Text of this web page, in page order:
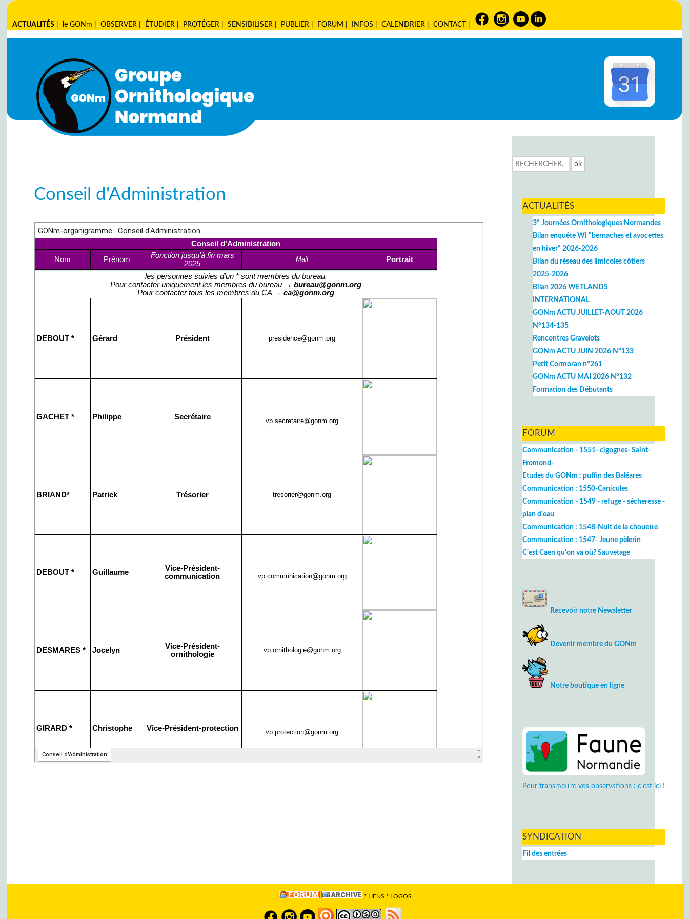
ACTUALITÉS le GONm |OBSERVER ÉTUDIER PROTÉGER |SENSIBILISER PUBLIER FORUM INFOS |CALENDRIER |CONTACT
Conseil d'Administration
ACTUALITÉS
3° Journées Ornithologiques Normandes
Bilan enquête WI "bernaches et avocettes
en hiver" 2026-2026
Bilan du réseau des limicoles côtiers
2025-2026
Bilan 2026 WETLANDS
INTERNATIONAL
GONm ACTU JUILLET-AOUT 2026
N°134-135
Rencontres Gravelots
GONm ACTU JUIN 2026 N°133
Petit Cormoran n°261
GONm ACTU MAI 2026 N°132
Formation des Débutants
FORUM
Communication - 1551- cigognes- Saint-
Fromond-
Etudes du GONm : puffin des Baléares
Communication : 1550-Canicules
Communication - 1549 - refuge - sécheresse -
plan d'eau
Communication : 1548-Nuit de la chouette
Communication : 1547- Jeune pèlerin
C'est Caen qu'on va où? Sauvetage
Recevoir notre Newsletter
Devenir membre du GONm
Notre boutique en ligne
Pour transmettre vos observations : c'est ici !
SYNDICATION
Fil des entrées
* LIENS * LOGOS